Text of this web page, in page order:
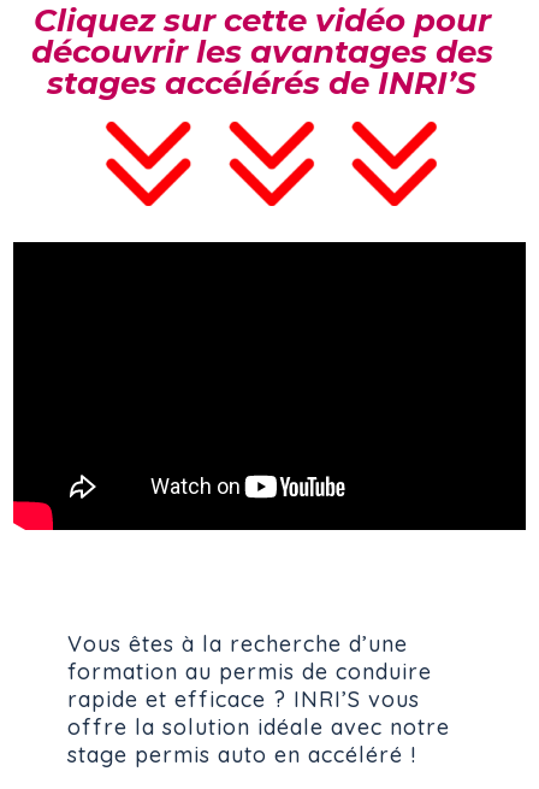
Cliquez sur cette vidéo pour
découvrir les avantages des
stages accélérés de INRI’S
Vous êtes à la recherche d’une
formation au permis de conduire
rapide et efficace ? INRI’S vous
offre la solution idéale avec notre
stage permis auto en accéléré !